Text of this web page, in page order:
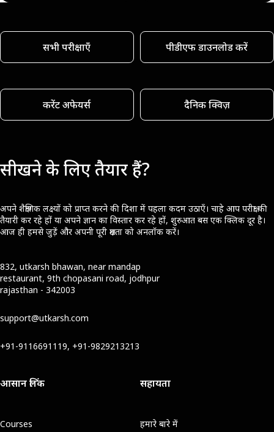
सभी परीक्षाएँ पीडीएफ डाउनलोड करें
करेंट अफेयर्स दैनिक क्विज़
सीखने के लिए तैयार हैं?
अपने शैक्षणिक लक्ष्यों को प्राप्त करने की दिशा में पहला कदम उठाएँ। चाहे आप परीक्षा की
तैयारी कर रहे हों या अपने ज्ञान का विस्तार कर रहे हों, शुरुआत बस एक क्लिक दूर है।
आज ही हमसे जुड़ें और अपनी पूरी क्षमता को अनलॉक करें।
832, utkarsh bhawan, near mandap
restaurant, 9th chopasani road, jodhpur
rajasthan - 342003
support@utkarsh.com
+91-9116691119, +91-9829213213
आसान लिंक
Courses
सहायता
हमारे बारे में